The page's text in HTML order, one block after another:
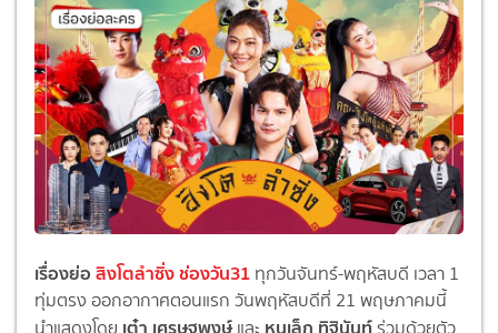
เรื่องย่อสิงโตลำซิ่ง ช่องวัน31 ทุกวันจันทร์-พฤหัสบดี เวลา 1
ทุ่มตรง ออกอากาศตอนแรก วันพฤหัสบดีที่ 21 พฤษภาคมนี้